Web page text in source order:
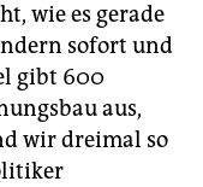
wie es gerade
sofort und
gibt 600
aus,
wir dreimal so